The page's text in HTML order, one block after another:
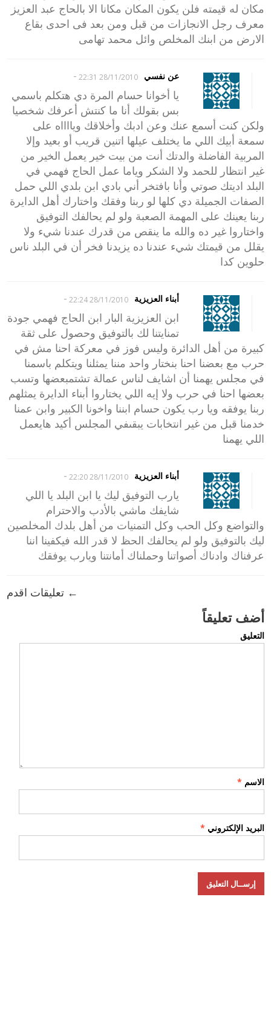
مكان له قيمته فلن يكون المكان مكانا الا بالحاج عبد العزيز
معرف رجل الانجازات من قبل ومن بعد فى احدى بقاع
الارض من ابنك المخلص وائل محمد تهامى
عن نفسي 28/11/2010 22:31
-
يا أخوانا حسام المرة دي هتكلم باسمي
بس بقولك أنا ما كنتش أعرفك شخصيا
ولكن كنت أسمع عنك وعن ادبك وأخلاقك ويااااه على
سمعة أبيك اللي ما يختلف عيلها اتنين قريب أو بعيد وإلا
المربية الفاضلة والدتك أنت من بيت خير يعمل الخير من
غير انتظار للحمد ولا الشكر وياما عمل الحاج فهمي في
البلد اديتك صوتي وأنا بافتخر أني بادي ابن بلدي اللي حمل
الصفات الجميلة دي كلها لو ربنا وفقك واختارك أهل الدايرة
ربنا يعينك على المهمة الصعبة ولو لم يحالفك التوفيق
واختاروا غير ده والله ما ينقص من قدرك عندنا شيء ولا
يقلل من قيمتك شيء عندنا ده يزيدنا فخر أن في البلد ناس
حلوين كدا
أبناء العزيزية 28/11/2010 22:24
-
ابن العزيزية البار ابن الحاج فهمي جودة
تمنايتنا لك بالتوفيق وحصول على ثقة
كبيرة من أهل الدائرة وليس فوز في معركة احنا مش في
حرب مع بعضنا احنا بنختار واحد مننا يمثلنا ويتكلم باسمنا
في مجلس يهمنا أن اشايف لناس عمالة تشتمبعضها وتسب
بعضها احنا في حرب ولا إيه اللي يختاروا أبناء الدايرة يمثلهم
ربنا يوفقه ويا رب يكون حسام ابننا واخونا الكبير وابن عمنا
خدمنا قبل من غير انتخابات يبقىفي المجلس أكيد هايعمل
اللي يهمنا
أبناء العزيزية 28/11/2010 22:20
-
يارب التوفيق ليك يا ابن البلد يا اللي
شايفك ماشي بالأدب والاحترام
والتواضع وكل الحب وكل التمنيات من أهل بلدك المخلصين
ليك بالتوفيق ولو لم يحالفك الحظ لا قدر الله فيكفينا اننا
عرفناك وادناك أصواتنا وحملناك أمانتنا ويارب يوفقك
← تعليقات اقدم
أضف تعليقاً
التعليق
الاسم *
البريد الإلكتروني *